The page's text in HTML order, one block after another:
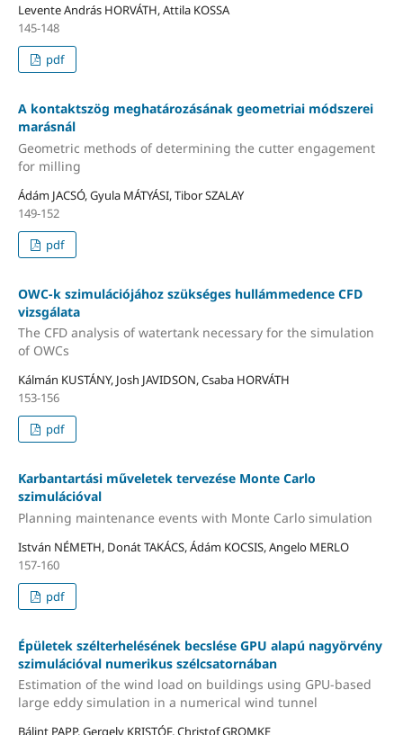
Levente András HORVÁTH, Attila KOSSA
145-148
pdf
A kontaktszög meghatározásának geometriai módszerei
marásnál
Geometric methods of determining the cutter engagement
for milling
Ádám JACSÓ, Gyula MÁTYÁSI, Tibor SZALAY
149-152
pdf
OWC-k szimulációjához szükséges hullámmedence CFD
vizsgálata
The CFD analysis of watertank necessary for the simulation
of OWCs
Kálmán KUSTÁNY, Josh JAVIDSON, Csaba HORVÁTH
153-156
pdf
Karbantartási műveletek tervezése Monte Carlo
szimulációval
Planning maintenance events with Monte Carlo simulation
István NÉMETH, Donát TAKÁCS, Ádám KOCSIS, Angelo MERLO
157-160
pdf
Épületek szélterhelésének becslése GPU alapú nagyörvény
szimulációval numerikus szélcsatornában
Estimation of the wind load on buildings using GPU-based
large eddy simulation in a numerical wind tunnel
Bálint PAPP, Gergely KRISTÓF, Christof GROMKE